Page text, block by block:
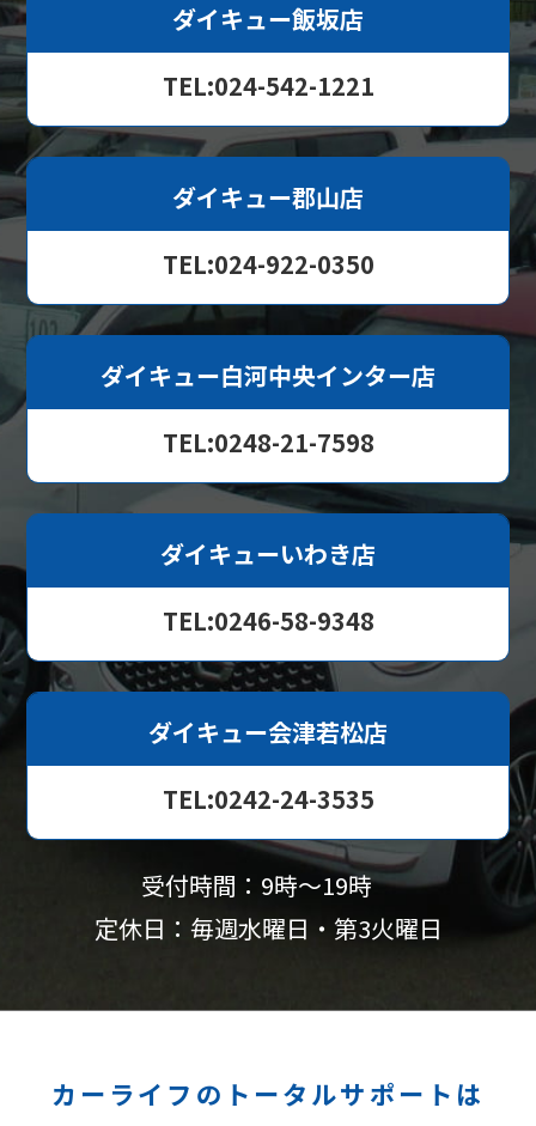
ダイキュー飯坂店
TEL:024-542-1221
ダイキュー郡山店
TEL:024-922-0350
ダイキュー白河中央インター店
TEL:0248-21-7598
ダイキューいわき店
TEL:0246-58-9348
ダイキュー会津若松店
TEL:0242-24-3535
受付時間：9時〜19時
定休日：毎週水曜日・第3火曜日
カーライフのトータルサポートは